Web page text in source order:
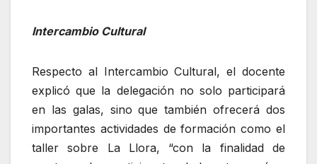
Intercambio Cultural
Respecto al Intercambio Cultural, el docente
explicó que la delegación no solo participará
en las galas, sino que también ofrecerá dos
importantes actividades de formación como el
taller sobre La Llora, “con la finalidad de